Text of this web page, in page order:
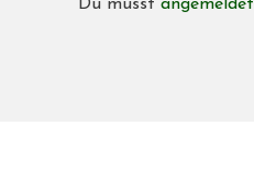
Du musst angemeldet